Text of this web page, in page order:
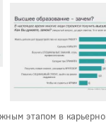
этапом в